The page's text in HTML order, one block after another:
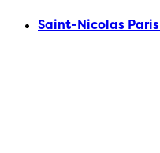
Saint-Nicolas Paris